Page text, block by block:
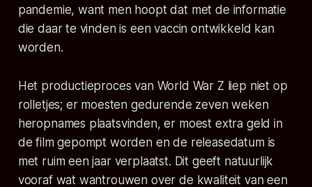
pandemie, want men hoopt dat met de informatie
die daar te vinden is een vaccin ontwikkeld kan
worden.
Het productieproces van World War Z liep niet op
rolletjes; er moesten gedurende zeven weken
heropnames plaatsvinden, er moest extra geld in
de film gepompt worden en de releasedatum is
met ruim een jaar verplaatst. Dit geeft natuurlijk
vooraf wat wantrouwen over de kwaliteit van een